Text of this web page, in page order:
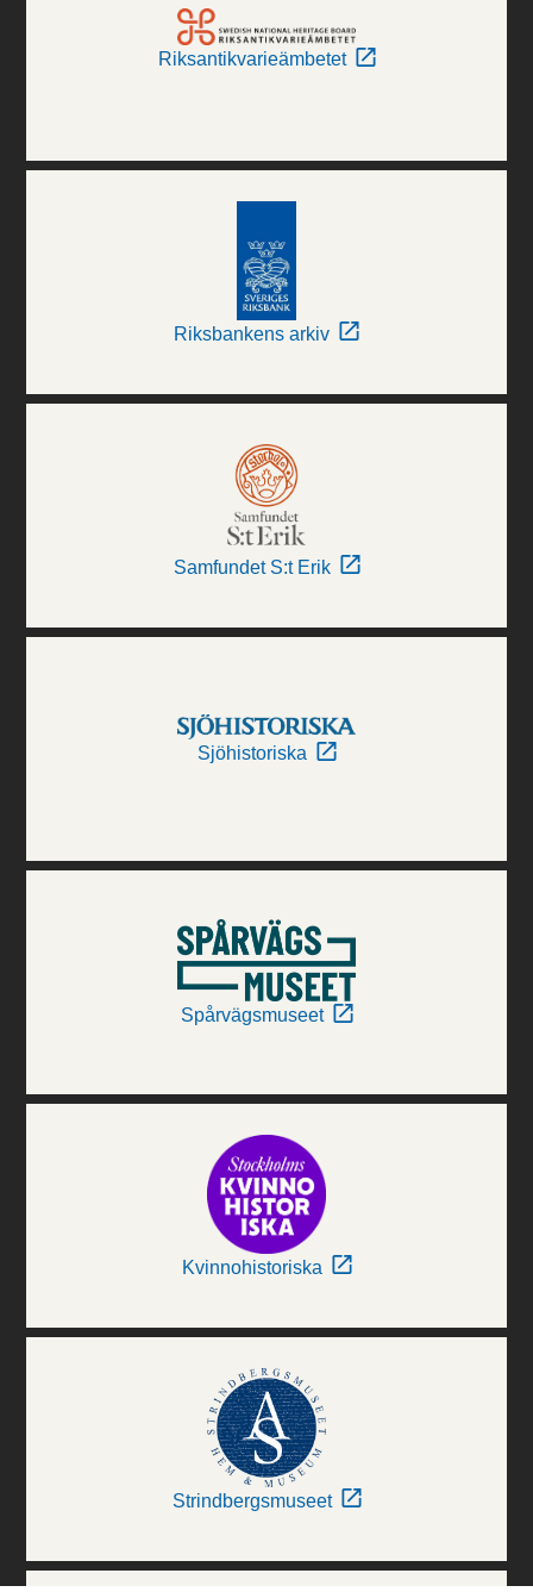
Riksantikvarieämbetet
Riksbankens arkiv
Samfundet S:t Erik
Sjöhistoriska
Spårvägsmuseet
Kvinnohistoriska
Strindbergsmuseet